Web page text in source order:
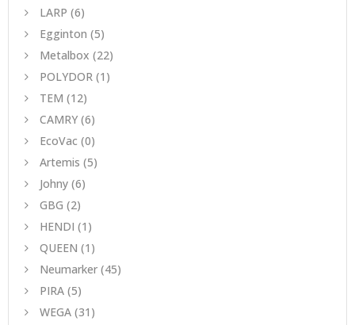
LARP (6)
Egginton (5)
Metalbox (22)
POLYDOR (1)
TEM (12)
CAMRY (6)
EcoVac (0)
Artemis (5)
Johny (6)
GBG (2)
HENDI (1)
QUEEN (1)
Neumarker (45)
PIRA (5)
WEGA (31)